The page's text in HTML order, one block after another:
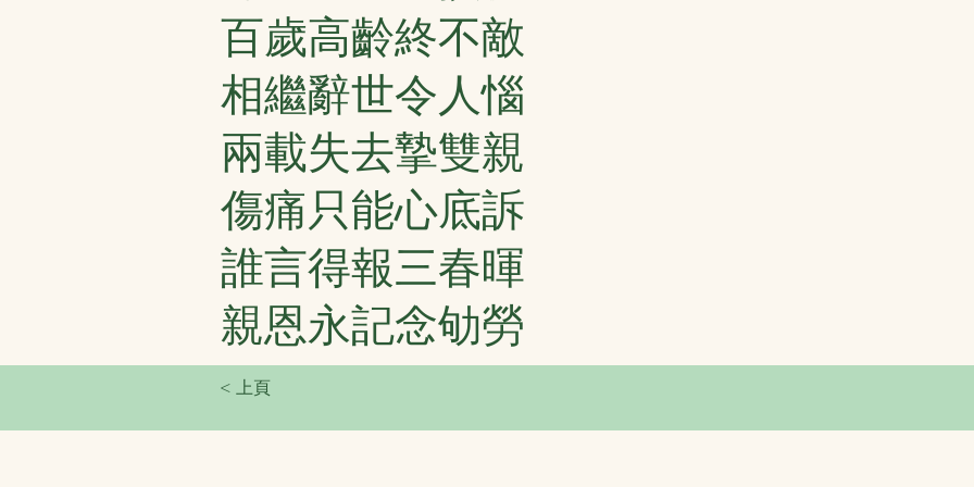
百歲高齡終不敵
相繼辭世令人惱
兩載失去摯雙親
傷痛只能心底訴
誰言得報三春暉
親恩永記念劬勞
< 上頁